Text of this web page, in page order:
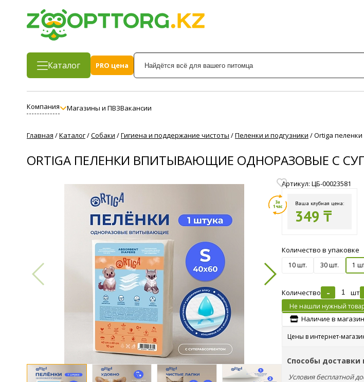
Каталог
PRO цена
Компания Магазины и ПВЗВакансии
Главная /Каталог/Собаки /Гигиена и поддержание чистоты /Пеленки и подгузники /Ortiga
ORTIGA ПЕЛЕНКИ ВПИТЫВАЮЩИЕ ОДНОРАЗОВЫЕ С
Артикул: ЦБ-00023581
Ваша клубная цена:
349 ₸
Количество в упаковке
10 шт. 30 шт. 1
Количество - шт
Не нашли нужный
Наличие в
Цены в интернет-
Способы доставки
Условия бесплатной